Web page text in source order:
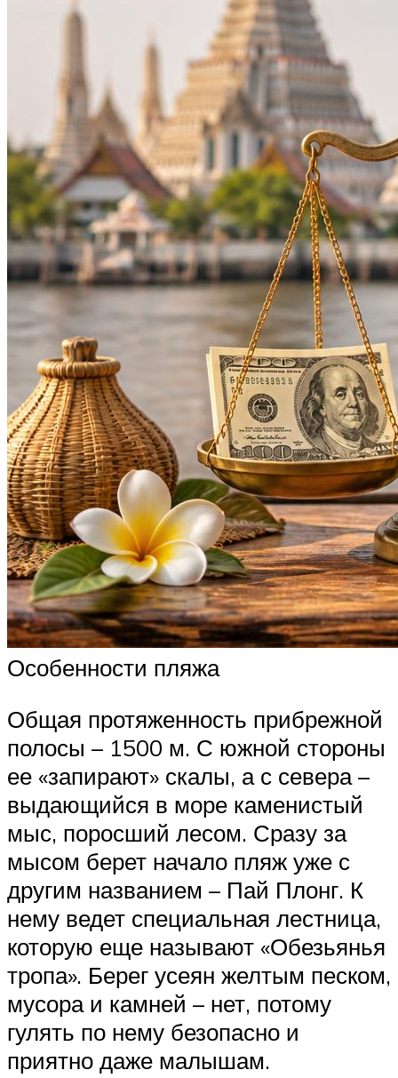
Особенности пляжа
Общая протяженность прибрежной
полосы – 1500 м. С южной стороны
ее «запирают» скалы, а с севера –
выдающийся в море каменистый
мыс, поросший лесом. Сразу за
мысом берет начало пляж уже с
другим названием – Пай Плонг. К
нему ведет специальная лестница,
которую еще называют «Обезьянья
тропа». Берег усеян желтым песком,
мусора и камней – нет, потому
гулять по нему безопасно и
приятно даже малышам.